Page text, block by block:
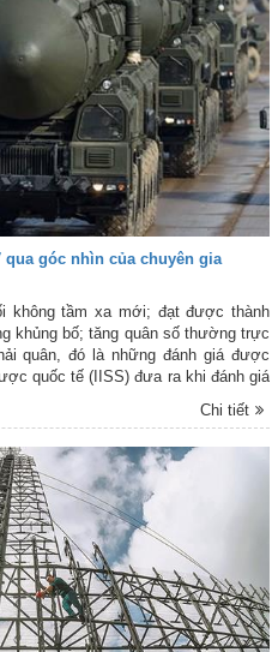
qua góc nhìn của chuyên gia
không tầm xa mới; đạt được thành
khủng bố; tăng quân số thường trực
quân, đó là những đánh giá được
quốc tế (IISS) đưa ra khi đánh giá
Chi tiết